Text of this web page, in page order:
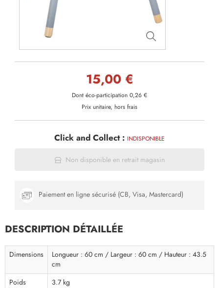
15,00 €
Dont éco-participation 0,26 €
Prix unitaire, hors frais
Click and Collect : INDISPONIBLE
Non disponible en retrait magasin
Paiement en ligne sécurisé (CB, Visa, Mastercard)
DESCRIPTION DÉTAILLÉE
Dimensions
Longueur : 60 cm / Largeur : 60 cm / Hauteur : 43.5
cm
Poids
3.7 kg